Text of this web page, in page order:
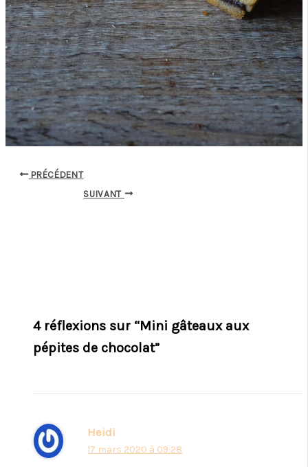
PRÉCÉDENT
SUIVANT
4 réflexions sur “Mini gâteaux aux
pépites de chocolat”
Heidi
17 mars 2020 à 09:28